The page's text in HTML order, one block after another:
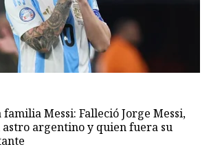
Messi: Falleció Jorge Messi,
argentino y quien fuera su